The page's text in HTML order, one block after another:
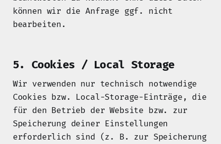
können wir die Anfrage ggf. nicht
bearbeiten.
5. Cookies / Local Storage
Wir verwenden nur technisch notwendige
Cookies bzw. Local-Storage-Einträge, die
für den Betrieb der Website bzw. zur
Speicherung deiner Einstellungen
erforderlich sind (z. B. zur Speicherung